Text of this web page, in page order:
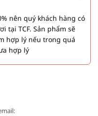
nên quý khách hàng có
tại TCF. Sản phẩm sẽ
hợp lý nếu trong quá
hợp lý